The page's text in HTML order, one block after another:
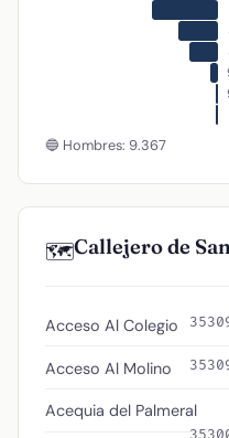
🔵 Hombres: 9.367
🗺️Callejero de
Acceso Al Colegio
Acceso Al Molino
Acequia del Palmeral